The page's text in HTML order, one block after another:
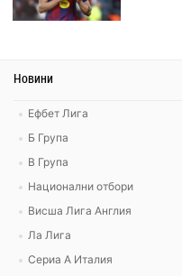
Новини
Ефбет Лига
Б Група
В Група
Национални отбори
Висша Лига Англия
Ла Лига
Сериа А Италия